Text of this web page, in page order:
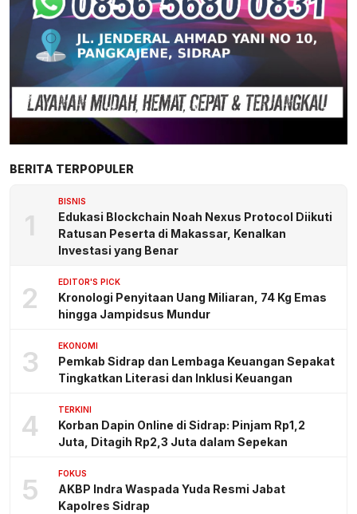
BERITA TERPOPULER
1
BISNIS
Edukasi Blockchain Noah Nexus Protocol Diikuti
Ratusan Peserta di Makassar, Kenalkan
Investasi yang Benar
2 EDITOR'S PICK
Kronologi Penyitaan Uang Miliaran, 74 Kg Emas
hingga Jampidsus Mundur
3 EKONOMI
Pemkab Sidrap dan Lembaga Keuangan Sepakat
Tingkatkan Literasi dan Inklusi Keuangan
4 TERKINI
Korban Dapin Online di Sidrap: Pinjam Rp1,2
Juta, Ditagih Rp2,3 Juta dalam Sepekan
5 FOKUS
AKBP Indra Waspada Yuda Resmi Jabat
Kapolres Sidrap